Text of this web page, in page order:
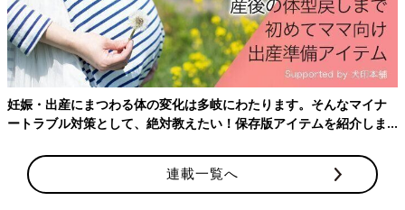
妊娠・出産にまつわる体の変化は多岐にわたります。そんなマイナ
ートラブル対策として、絶対教えたい！保存版アイテムを紹介しま
連載一覧へ